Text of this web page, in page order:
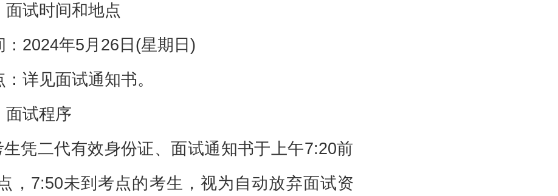
面试时间和地点
：2024年5月26日(星期日)
：详见面试通知书。
面试程序
生凭二代有效身份证、面试通知书于上午7:20前
，7:50未到考点的考生，视为自动放弃面试资